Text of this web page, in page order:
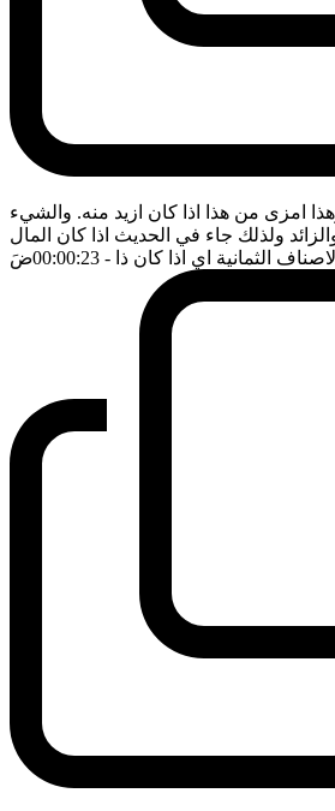
امزى من هذا اذا كان ازيد منه. والشيء
ولذلك جاء في الحديث اذا كان المال
الثمانية اي اذا كان ذا - 00:00:23 ضَ